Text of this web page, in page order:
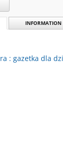
INFORMATION
: gazetka dla